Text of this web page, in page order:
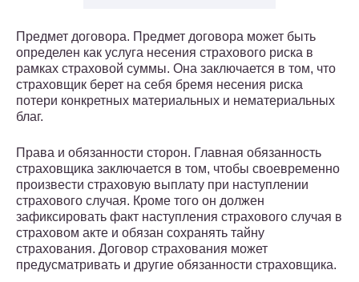
Предмет договора. Предмет договора может быть
определен как услуга несения страхового риска в
рамках страховой суммы. Она заключается в том, что
страховщик берет на себя бремя несения риска
потери конкретных материальных и нематериальных
благ.
Права и обязанности сторон. Главная обязанность
страховщика заключается в том, чтобы своевременно
произвести страховую выплату при наступлении
страхового случая. Кроме того он должен
зафиксировать факт наступления страхового случая в
страховом акте и обязан сохранять тайну
страхования. Договор страхования может
предусматривать и другие обязанности страховщика.